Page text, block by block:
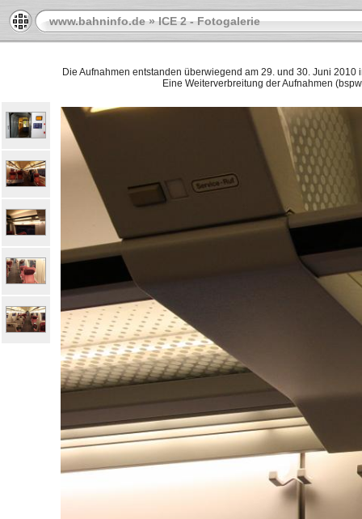
www.bahninfo.de»ICE 2 - Fotogalerie
Die Aufnahmen entstanden überwiegend am 29. und 30. Juni
Eine Weiterverbreitung der Aufnahmen